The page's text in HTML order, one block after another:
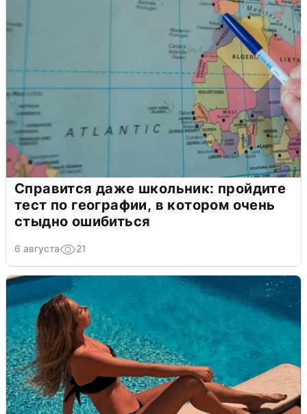
Справится даже школьник: пройдите
тест по географии, в котором очень
стыдно ошибиться
6 августа 21